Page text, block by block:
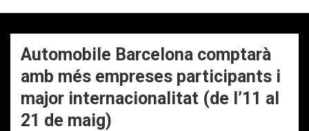
Automobile Barcelona comptarà
amb més empreses participants i
major internacionalitat (de l’11 al
21 de maig)